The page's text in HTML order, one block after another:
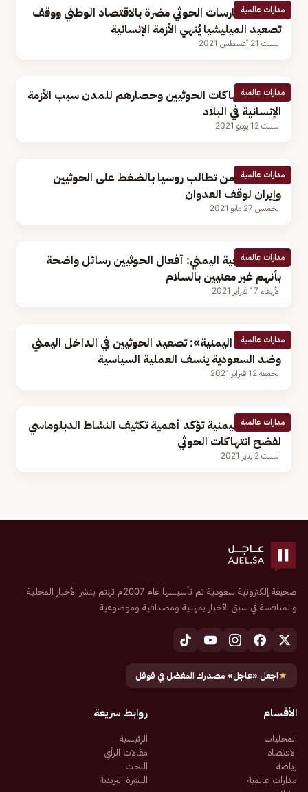
مدارات عالمية
اليمن: ممارسات الحوثي مضرة بالاقتصاد الوطني ووقف
تصعيد الميليشيا يُنهي الأزمة الإنسانية
السبت 21 أغسطس 2021
مدارات عالمية
اليمن: انتهاكات الحوثيين وحصارهم للمدن سبب الأزمة
الإنسانية في البلاد
السبت 12 يونيو 2021
مدارات عالمية
حكومة اليمن تطالب روسيا بالضغط على الحوثيين
وإيران لوقف العدوان
الخميس 27 مايو 2021
مدارات عالمية
وزير الخارجية اليمني: أفعال الحوثيين رسائل واضحة
بأنهم غير معنيين بالسلام
الأربعاء 17 فبراير 2021
مدارات عالمية
«الخارجية اليمنية»: تصعيد الحوثيين في الداخل اليمني
وضد السعودية ينسف العملية السياسية
الجمعة 12 فبراير 2021
مدارات عالمية
الخارجية اليمنية تؤكد أهمية تكثيف النشاط الدبلوماسي
لفضح انتهاكات الحوثي
السبت 2 يناير 2021
صحيفة إلكترونية سعودية تم تأسيسها عام 2007م تهتم بنشر الأخبار المحلية
والمنافسة في سبق الأخبار بمهنية ومصداقية وموضوعية
★اجعل «عاجل» مصدرك المفضل في قوقل
الأقسام
المحليات
الاقتصاد
رياضة
مدارات عالمية
روابط سريعة
الرئيسية
مقالات الرأي
البحث
النشرة البريدية